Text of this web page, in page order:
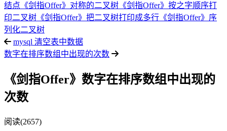
结点 《剑指Offer》对称的二叉树 《剑指Offer》按之字顺序打
印二叉树 《剑指Offer》把二叉树打印成多行 《剑指Offer》序
列化二叉树
mysql 清空表中数据
数字在排序数组中出现的次数
《剑指Offer》数字在排序数组中出现的
次数
阅读(2657)